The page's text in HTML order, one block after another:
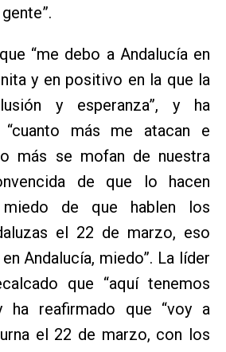
“me debo a Andalucía en
y en positivo en la que la
y esperanza”, y ha
“cuanto más me atacan e
más se mofan de nuestra
de que lo hacen
de que hablen los
el 22 de marzo, eso
Andalucía, miedo”. La líder
que “aquí tenemos
ha reafirmado que “voy a
el 22 de marzo, con los